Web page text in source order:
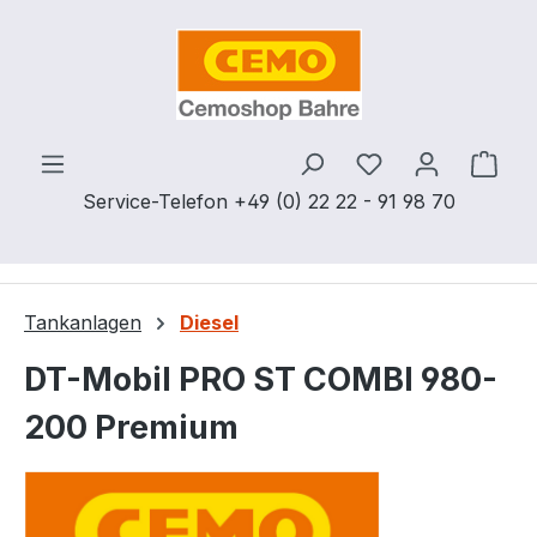
Zum Hauptinhalt springen
Service-Telefon +49 (0) 22 22 - 91 98 70
Du hast 0
Tankanlagen Diesel
DT-Mobil PRO ST COMBI 980-
200 Premium